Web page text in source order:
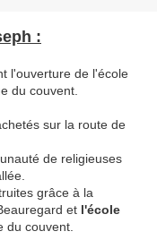
:
l'ouverture de l'école
du couvent.
sur la route de
de religieuses
grâce à la
et l'école
du couvent.